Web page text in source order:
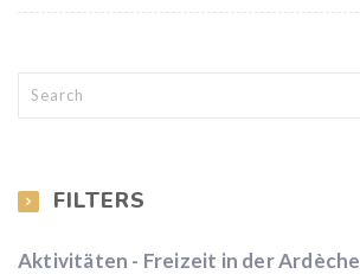
FILTERS
Aktivitäten - Freizeit in der Ardèche